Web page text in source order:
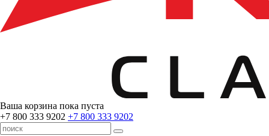
Ваша корзина пока пуста
+7 800 333 9202 +7 800 333 9202